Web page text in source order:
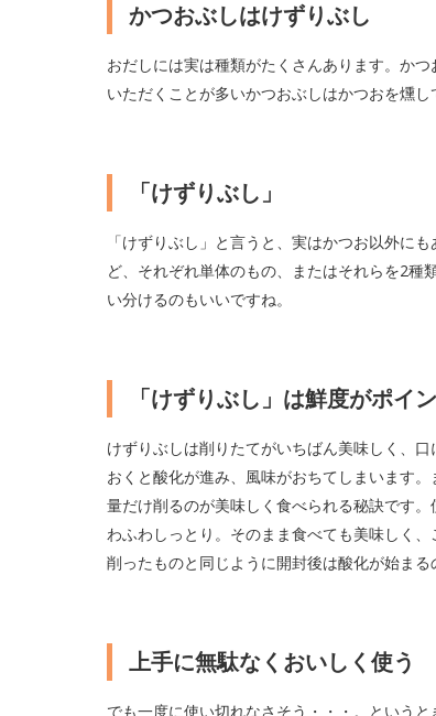
かつおぶしはけずりぶし
おだしには実は種類がたくさんあります。か
いただくことが多いかつおぶしはかつおを燻
「けずりぶし」
「けずりぶし」と言うと、実はかつお以外に
ど、それぞれ単体のもの、またはそれらを2種
い分けるのもいいですね。
「けずりぶし」は鮮度がポイ
けずりぶしは削りたてがいちばん美味しく、
おくと酸化が進み、風味がおちてしまいます
量だけ削るのが美味しく食べられる秘訣です
わふわしっとり。そのまま食べても美味しく
削ったものと同じように開封後は酸化が始ま
上手に無駄なくおいしく使う
でも一度に使い切れなさそう・・・。という